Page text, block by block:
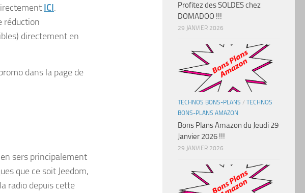
ICI.
réduction
directement en
dans la page de
sers principalement
que ce soit Jeedom,
radio depuis cette
Profitez des SOLDES chez
DOMADOO !!!
29 JANVIER 2026
TECHNOS BONS-PLANS / TECHNOS
BONS-PLANS AMAZON
Bons Plans Amazon du Jeudi 29
Janvier 2026 !!!
29 JANVIER 2026